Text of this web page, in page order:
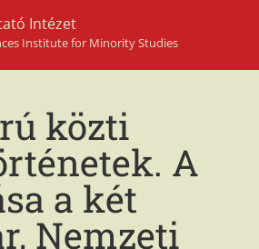
Intézet
Institute for Minority Studies
közti
A
a két
Nemzeti